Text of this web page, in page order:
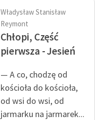
Władysław Stanisław
Reymont
Chłopi, Część
pierwsza - Jesień
— A co, chodzę od
kościoła do kościoła,
od wsi do wsi, od
jarmarku na jarmarek...